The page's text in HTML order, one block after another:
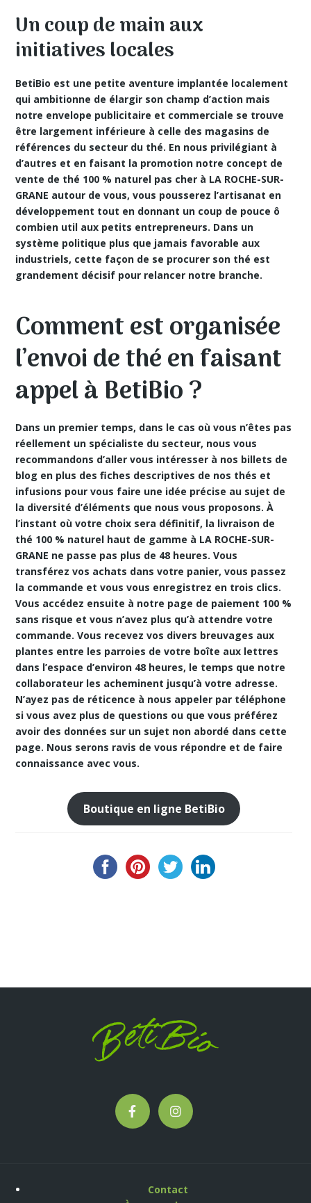
Un coup de main aux
initiatives locales
BetiBio est une petite aventure implantée localement
qui ambitionne de élargir son champ d’action mais
notre envelope publicitaire et commerciale se trouve
être largement inférieure à celle des magasins de
références du secteur du thé. En nous privilégiant à
d’autres et en faisant la promotion notre concept de
vente de thé 100 % naturel pas cher à LA ROCHE-SUR-
GRANE autour de vous, vous pousserez l’artisanat en
développement tout en donnant un coup de pouce ô
combien util aux petits entrepreneurs. Dans un
système politique plus que jamais favorable aux
industriels, cette façon de se procurer son thé est
grandement décisif pour relancer notre branche.
Comment est organisée
l’envoi de thé en faisant
appel à BetiBio ?
Dans un premier temps, dans le cas où vous n’êtes pas
réellement un spécialiste du secteur, nous vous
recommandons d’aller vous intéresser à nos billets de
blog en plus des fiches descriptives de nos thés et
infusions pour vous faire une idée précise au sujet de
la diversité d’éléments que nous vous proposons. À
l’instant où votre choix sera définitif, la livraison de
thé 100 % naturel haut de gamme à LA ROCHE-SUR-
GRANE ne passe pas plus de 48 heures. Vous
transférez vos achats dans votre panier, vous passez
la commande et vous vous enregistrez en trois clics.
Vous accédez ensuite à notre page de paiement 100 %
sans risque et vous n’avez plus qu’à attendre votre
commande. Vous recevez vos divers breuvages aux
plantes entre les parroies de votre boîte aux lettres
dans l’espace d’environ 48 heures, le temps que notre
collaborateur les acheminent jusqu’à votre adresse.
N’ayez pas de réticence à nous appeler par téléphone
si vous avez plus de questions ou que vous préférez
avoir des données sur un sujet non abordé dans cette
page. Nous serons ravis de vous répondre et de faire
connaissance avec vous.
Boutique en ligne BetiBio
Contact